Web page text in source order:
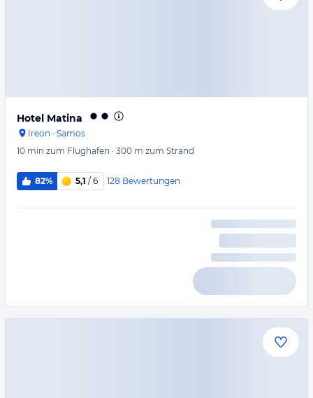
Hotel Matina
Ireon · Samos
10 min zum Flughafen · 300 m zum Strand
82% 5,1 / 6 128 Bewertungen